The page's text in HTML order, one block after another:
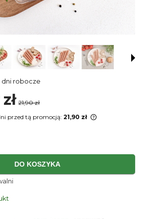
dni robocze
21,90 zł
przed tą promocją: 21,90 zł
pojawił się w
DO KOSZYKA